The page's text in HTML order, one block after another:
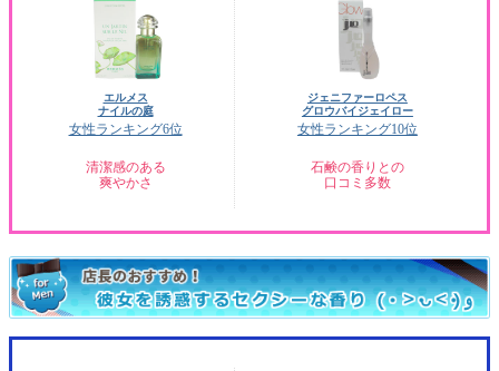
エルメス
ナイルの庭
女性ランキング6位
清潔感のある
爽やかさ
ジェニファーロペス
グロウバイジェイロー
女性ランキング10位
石鹸の香りとの
口コミ多数